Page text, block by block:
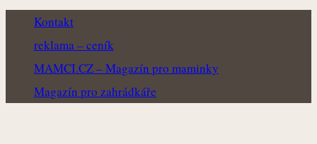
Kontakt
reklama – ceník
MAMCI.CZ – Magazín pro maminky
Magazín pro zahrádkáře